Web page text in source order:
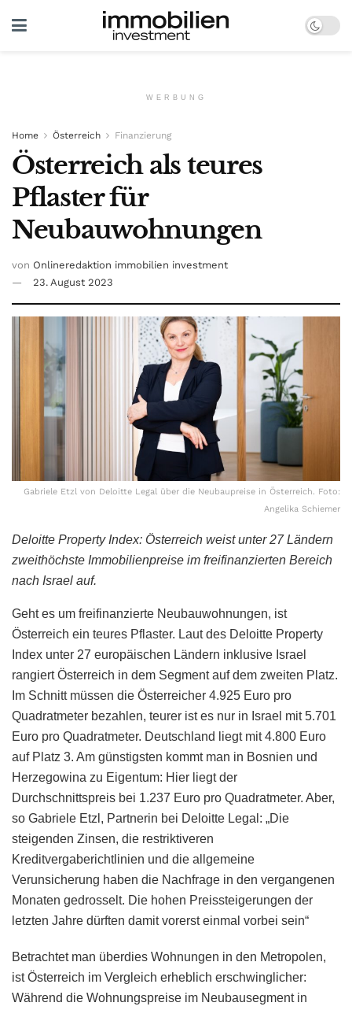
WERBUNG
Home Österreich Finanzierung
Österreich als teures
Pflaster für
Neubauwohnungen
von Onlineredaktion immobilien investment
23. August 2023
Gabriele Etzl von Deloitte Legal über die Neubaupreise in Österreich. Foto:
Angelika Schiemer
Deloitte Property Index: Österreich weist unter 27 Ländern
zweithöchste Immobilienpreise im freifinanzierten Bereich
nach Israel auf.
Geht es um freifinanzierte Neubauwohnungen, ist
Österreich ein teures Pflaster. Laut des Deloitte Property
Index unter 27 europäischen Ländern inklusive Israel
rangiert Österreich in dem Segment auf dem zweiten Platz.
Im Schnitt müssen die Österreicher 4.925 Euro pro
Quadratmeter bezahlen, teurer ist es nur in Israel mit 5.701
Euro pro Quadratmeter. Deutschland liegt mit 4.800 Euro
auf Platz 3. Am günstigsten kommt man in Bosnien und
Herzegowina zu Eigentum: Hier liegt der
Durchschnittspreis bei 1.237 Euro pro Quadratmeter. Aber,
so Gabriele Etzl, Partnerin bei Deloitte Legal: „Die
steigenden Zinsen, die restriktiveren
Kreditvergaberichtlinien und die allgemeine
Verunsicherung haben die Nachfrage in den vergangenen
Monaten gedrosselt. Die hohen Preissteigerungen der
letzten Jahre dürften damit vorerst einmal vorbei sein“
Betrachtet man überdies Wohnungen in den Metropolen,
ist Österreich im Vergleich erheblich erschwinglicher:
Während die Wohnungspreise im Neubausegment in